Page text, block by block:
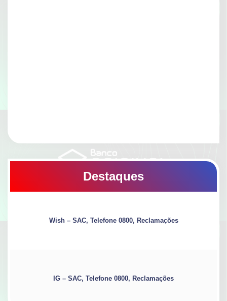
Destaques
Wish – SAC, Telefone 0800, Reclamações
IG – SAC, Telefone 0800, Reclamações